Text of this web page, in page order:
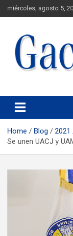
miércoles, agosto 5,
Gaceta
Home Blog 2021
Se unen UACJ y